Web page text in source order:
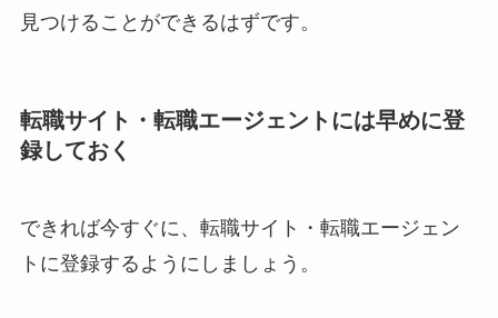
見つけることができるはずです。
転職サイト・転職エージェントには早めに登
録しておく
できれば今すぐに、転職サイト・転職エージェン
トに登録するようにしましょう。